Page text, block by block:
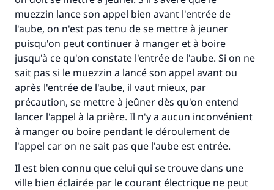
muezzin lance son appel bien avant l'entrée de
l'aube, on n'est pas tenu de se mettre à jeuner
puisqu'on peut continuer à manger et à boire
jusqu'à ce qu'on constate l'entrée de l'aube. Si on ne
sait pas si le muezzin a lancé son appel avant ou
après l'entrée de l'aube, il vaut mieux, par
précaution, se mettre à jeûner dès qu'on entend
lancer l'appel à la prière. Il n'y a aucun inconvénient
à manger ou boire pendant le déroulement de
l'appel car on ne sait pas que l'aube est entrée.
Il est bien connu que celui qui se trouve dans une
ville bien éclairée par le courant électrique ne peut
contribution
Aidez nous à apporter des réponses.
Le Messager d'Allah (Paix sur lui) a dit:
"Celui qui indique une bonne action obtient la
même récompense que celui qui le fait."
(MOUSLIM 1893)
Soutenez IslamQA